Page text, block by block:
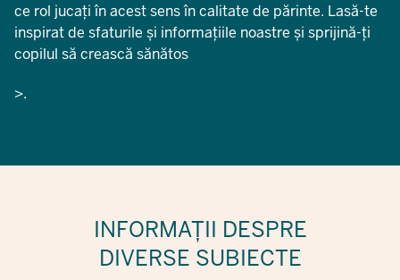
ce rol jucați în acest sens în calitate de părinte. Lasă-te
inspirat de sfaturile și informațiile noastre și sprijină-ți
copilul să crească sănătos
>.
INFORMAȚII DESPRE
DIVERSE SUBIECTE